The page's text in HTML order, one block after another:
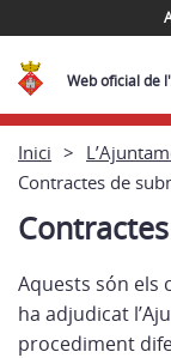
Web oficial de
Inici
Contractes de
Aquests són els
ha adjudicat
procediment